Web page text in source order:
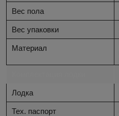
Вес пола
Вес упаковки
Материал
Лодка
Тех. паспорт